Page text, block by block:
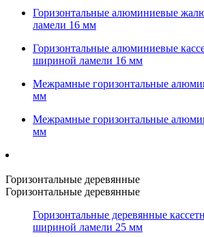
Горизонтальные алюминиевые
ламели 16 мм
Горизонтальные алюминиевые
шириной ламели 16 мм
Межрамные горизонтальные
мм
Межрамные горизонтальные
мм
Горизонтальные деревянные
Горизонтальные деревянные
Горизонтальные деревянные
шириной ламели 25 мм